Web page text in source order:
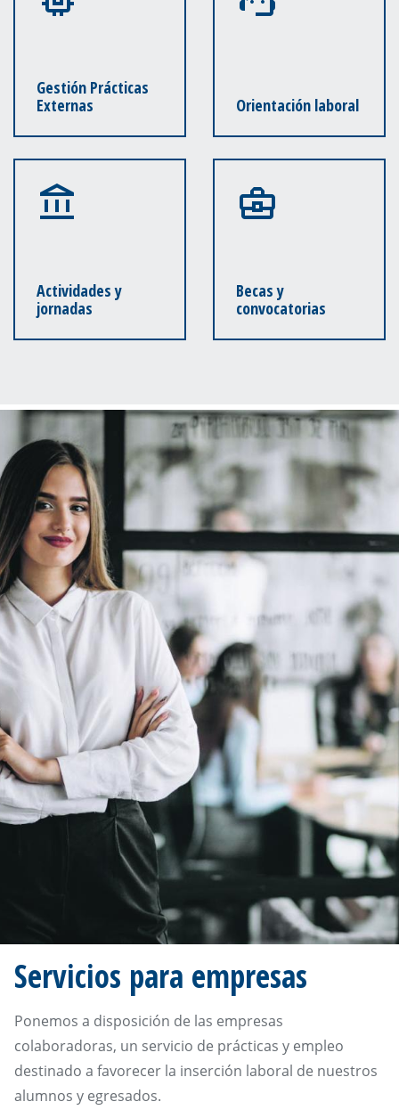
Gestión Prácticas
Externas
Orientación laboral
Actividades y
jornadas
Becas y
convocatorias
Servicios para empresas
Ponemos a disposición de las empresas
colaboradoras, un servicio de prácticas y empleo
destinado a favorecer la inserción laboral de nuestros
alumnos y egresados.